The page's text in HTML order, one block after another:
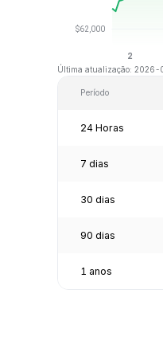
Última atualização:
Período
24 Horas
7 dias
30 dias
90 dias
1 anos